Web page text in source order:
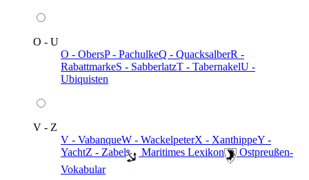
O - U
O - ObersP - PachulkeQ - QuacksalberR -
RabattmarkeS - SabberlatzT - TabernakelU -
Ubiquisten
V - Z
V - VabanqueW - WackelpeterX - XanthippeY -
YachtZ - Zabel ️ Maritimes Lexikon
️ Ostpreußen-
Vokabular